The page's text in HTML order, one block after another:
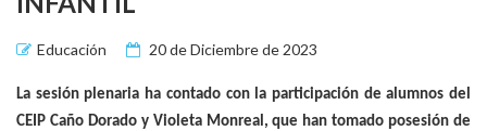
Educación 20 de Diciembre de 2023
La sesión plenaria ha contado con la participación de alumnos del
CEIP Caño Dorado y Violeta Monreal, que han tomado posesión de